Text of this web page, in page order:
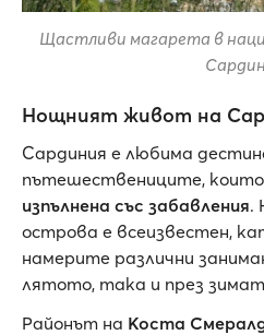
Щастливи магарета в
Нощният живот на
Сардиния е любима
пътешествениците,
изпълнена със забавления.
острова е всеизвестен,
намерите различни
лятото, така и през
Районът на Коста